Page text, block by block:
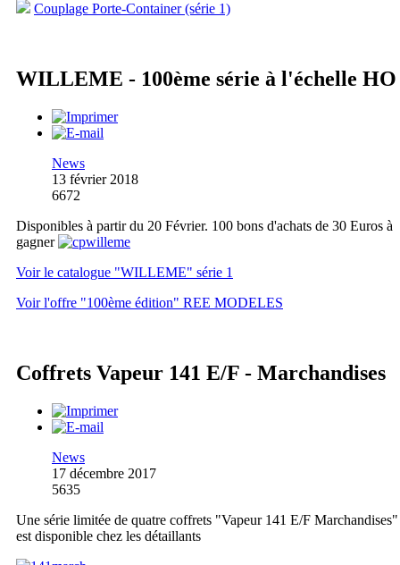
Couplage Porte-Container (série 1)
WILLEME - 100ème série à l'échelle HO
News
13 février 2018
6672
Disponibles à partir du 20 Février. 100 bons d'achats de 30 Euros à
gagner
Voir le catalogue "WILLEME" série 1
Voir l'offre "100ème édition" REE MODELES
Coffrets Vapeur 141 E/F - Marchandises
News
17 décembre 2017
5635
Une série limitée de quatre coffrets "Vapeur 141 E/F Marchandises"
est disponible chez les détaillants